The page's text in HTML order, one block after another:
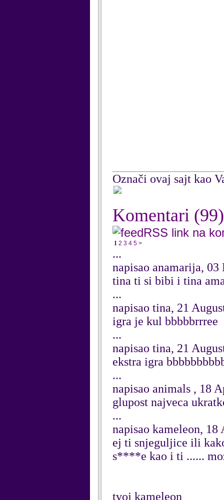
Označi ovaj sajt kao
Komentari (99)
RSS link na
1 2 3 4 5 >
...
napisao anamarija, 03
tina ti si bibi i tina
...
napisao tina, 21
igra je kul bbbbbrrree
...
napisao tina, 21
ekstra igra
...
napisao animals , 18
glupost najveca
...
napisao kameleon, 18
ej ti snjeguljice ili
s****e kao i ti ......
tvoj kameleon